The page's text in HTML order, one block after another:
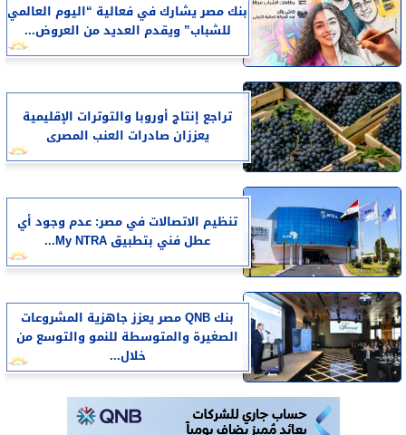
بنك مصر يشارك في فعالية “اليوم العالمي
للشباب” ويقدم العديد من العروض...
تراجع إنتاج أوروبا والتوترات الإقليمية
يعززان صادرات العنب المصرى
تنظيم الاتصالات في مصر: عدم وجود أي
عطل فني بتطبيق My NTRA...
بنك QNB مصر يعزز جاهزية المشروعات
الصغيرة والمتوسطة للنمو والتوسع من
خلال...